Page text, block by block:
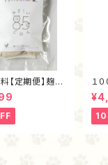
【定期便】麹ナ
チキン・フリー
40ｇ
１
臭剤